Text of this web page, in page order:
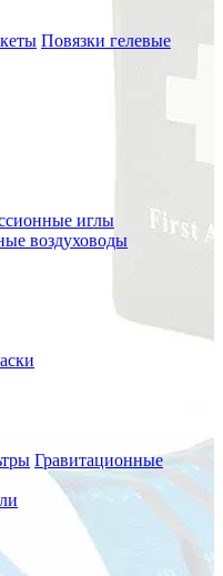
Повязки гелевые
иглы
воздуховоды
Гравитационные